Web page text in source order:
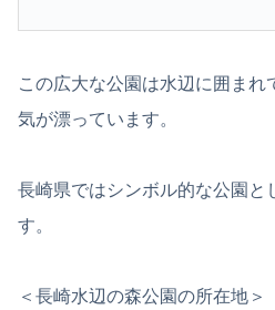
この広大な公園は水辺に囲まれ
気が漂っています。
長崎県ではシンボル的な公園と
す。
＜長崎水辺の森公園の所在地＞